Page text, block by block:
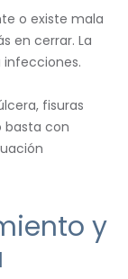
o existe mala
en cerrar. La
fisuras
basta con
y